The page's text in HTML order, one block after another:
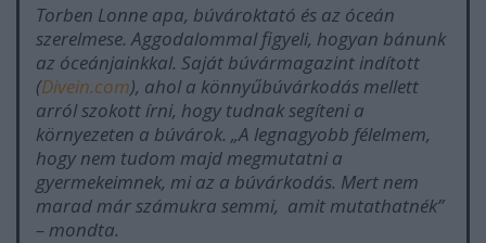
Torben Lonne apa, búvároktató és az óceán
szerelmese. Aggodalommal figyeli, hogyan bánunk
az óceánjainkkal. Saját búvármagazint indított
(Divein.com), ahol a könnyűbúvárkodás mellett
arról szokott írni, hogy tudnak segíteni a
környezeten a búvárok. „A legnagyobb félelmem,
hogy nem tudom majd megmutatni a
gyermekeimnek, mi az a búvárkodás. Mert nem
marad már számukra semmi, amit mutathatnék”
– mondta.